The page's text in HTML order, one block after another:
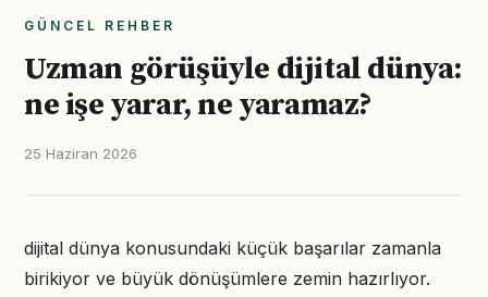
GÜNCEL REHBER
Uzman görüşüyle dijital dünya:
ne işe yarar, ne yaramaz?
25 Haziran 2026
dijital dünya konusundaki küçük başarılar zamanla
birikiyor ve büyük dönüşümlere zemin hazırlıyor.